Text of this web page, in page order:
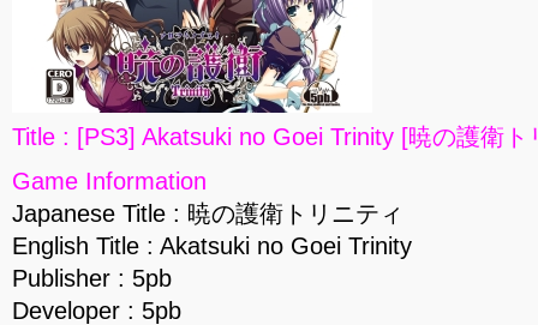
Title : [PS3] Akatsuki no Goei Trinity [暁の護衛
Game Information
Japanese Title : 暁の護衛トリニティ
English Title : Akatsuki no Goei Trinity
Publisher : 5pb
Developer : 5pb